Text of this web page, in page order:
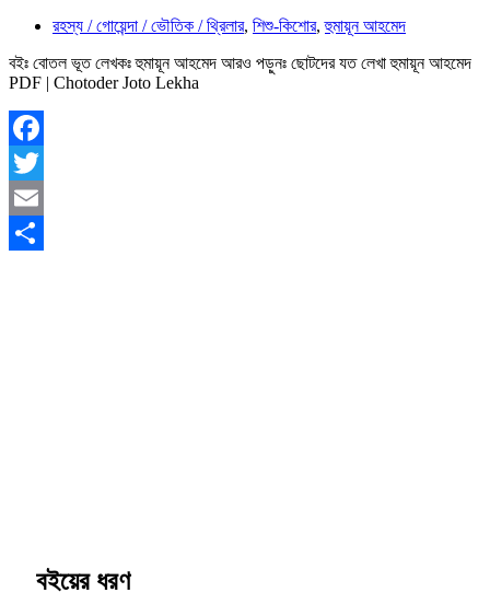
রহস্য / গোয়েন্দা / ভৌতিক / থ্রিলার, শিশু-কিশোর,হুমায়ূন আহমেদ
বইঃ বোতল ভূত লেখকঃ হুমায়ূন আহমেদ আরও পড়ুনঃ ছোটদের যত লেখা হুমায়ূন আহমেদ
PDF | Chotoder Joto Lekha
Facebook
Twitter
Email
বইয়ের ধরণ